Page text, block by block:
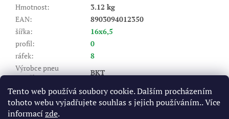
Tento web používá soubory cookie. Dalším procházením
tohoto webu vyjadřujete souhlas s jejich používáním.. Více
informacízde.
Hmotnost:
3.12 kg
EAN:
8903094012350
šířka:
16x6,5
profil:
0
ráfek:
8
Výrobce pneu
(značka):
BKT
Dezén:
LG 306
Index nosnosti (LI):
64/60